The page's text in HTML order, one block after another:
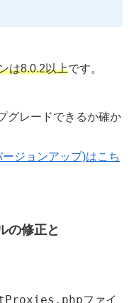
は8.0.2以上です。
グレードできるか確か
ジョンアップ)はこち
の修正と
ファイ